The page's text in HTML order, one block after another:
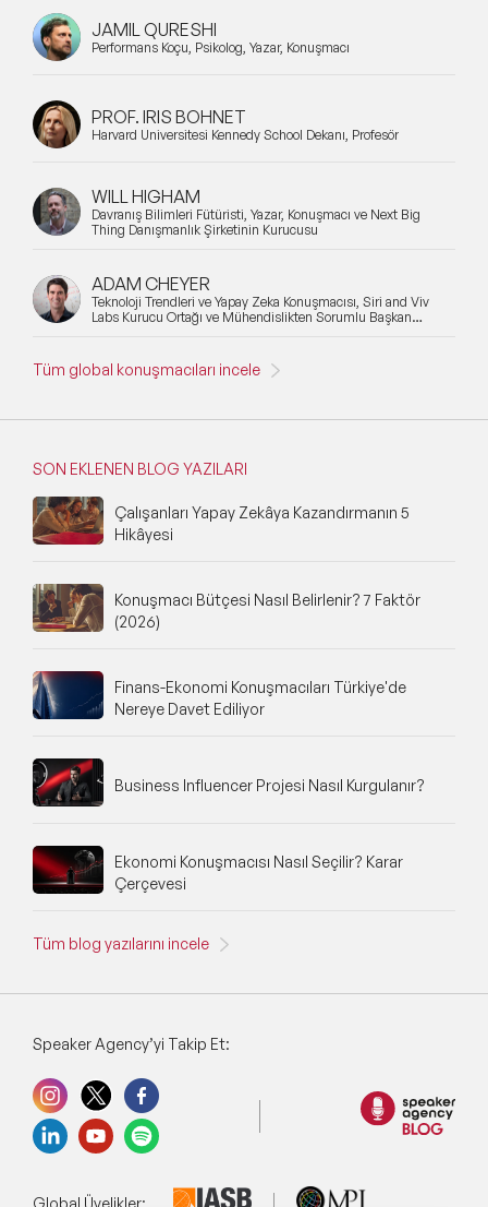
JAMIL QURESHI
Performans Koçu, Psikolog, Yazar, Konuşmacı
PROF. IRIS BOHNET
Harvard Üniversitesi Kennedy School Dekanı, Profesör
WILL HIGHAM
Davranış Bilimleri Fütüristi, Yazar, Konuşmacı ve Next Big
Thing Danışmanlık Şirketinin Kurucusu
ADAM CHEYER
Teknoloji Trendleri ve Yapay Zeka Konuşmacısı, Siri and Viv
Labs Kurucu Ortağı ve Mühendislikten Sorumlu Başkan
Tüm global konuşmacıları incele
SON EKLENEN BLOG YAZILARI
Çalışanları Yapay Zekâya Kazandırmanın 5
Hikâyesi
Konuşmacı Bütçesi Nasıl Belirlenir? 7 Faktör
(2026)
Finans-Ekonomi Konuşmacıları Türkiye'de
Nereye Davet Ediliyor
Business Influencer Projesi Nasıl Kurgulanır?
Ekonomi Konuşmacısı Nasıl Seçilir? Karar
Çerçevesi
Tüm blog yazılarını incele
Speaker Agency’yi Takip Et: